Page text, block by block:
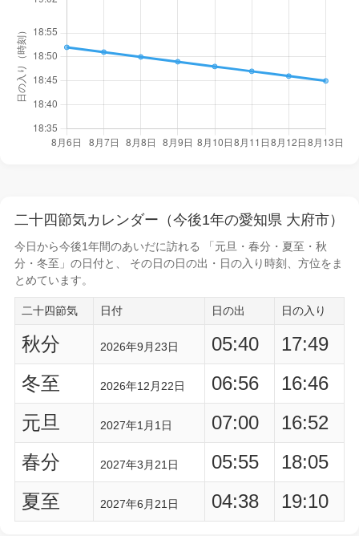
二十四節気カレンダー（今後1年の愛知県 大府市）
今日から今後1年間のあいだに訪れる 「元旦・春分・夏至・秋
分・冬至」の日付と、 その日の日の出・日の入り時刻
、方位をま
とめています。
二十四節気 日付 日の出 日の入り
秋分 2026年9月23日 05:40
17:49
冬至
2026年12月22日 06:56
16:46
元旦
2027年1月1日 07:00
16:52
春分
2027年3月21日 05:55
18:05
夏至
2027年6月21日 04:38 19:10